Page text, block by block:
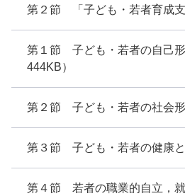
第２節 「子ども・若者育成
第１節 子ども・若者の自己形
444KB）
第２節 子ども・若者の社会
第３節 子ども・若者の健康
第４節 若者の職業的自立，